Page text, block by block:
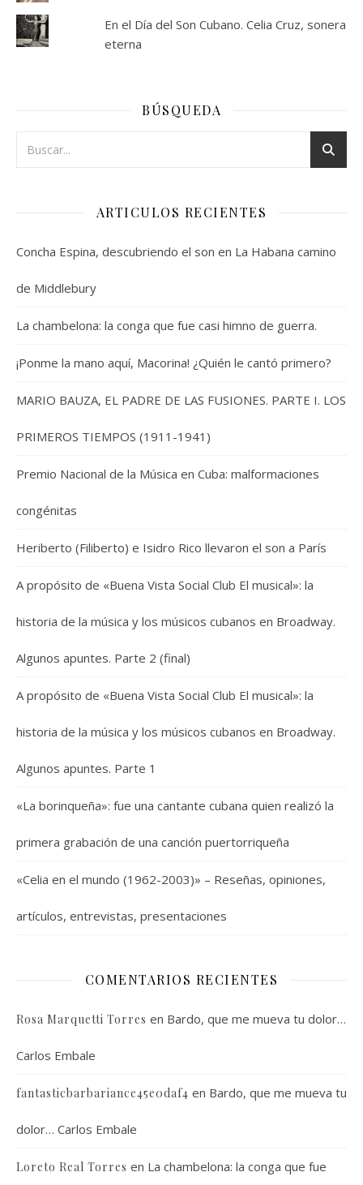
En el Día del Son Cubano. Celia Cruz, sonera
eterna
BÚSQUEDA
ARTICULOS RECIENTES
Concha Espina, descubriendo el son en La Habana camino
de Middlebury
La chambelona: la conga que fue casi himno de guerra.
¡Ponme la mano aquí, Macorina! ¿Quién le cantó primero?
MARIO BAUZA, EL PADRE DE LAS FUSIONES. PARTE I. LOS
PRIMEROS TIEMPOS (1911-1941)
Premio Nacional de la Música en Cuba: malformaciones
congénitas
Heriberto (Filiberto) e Isidro Rico llevaron el son a París
A propósito de «Buena Vista Social Club El musical»: la
historia de la música y los músicos cubanos en Broadway.
Algunos apuntes. Parte 2 (final)
A propósito de «Buena Vista Social Club El musical»: la
historia de la música y los músicos cubanos en Broadway.
Algunos apuntes. Parte 1
«La borinqueña»: fue una cantante cubana quien realizó la
primera grabación de una canción puertorriqueña
«Celia en el mundo (1962-2003)» – Reseñas, opiniones,
artículos, entrevistas, presentaciones
COMENTARIOS RECIENTES
Rosa Marquetti Torres en Bardo, que me mueva tu dolor…
Carlos Embale
fantasticbarbariance45e0daf4 en Bardo, que me mueva tu
dolor… Carlos Embale
Loreto Real Torres en La chambelona: la conga que fue